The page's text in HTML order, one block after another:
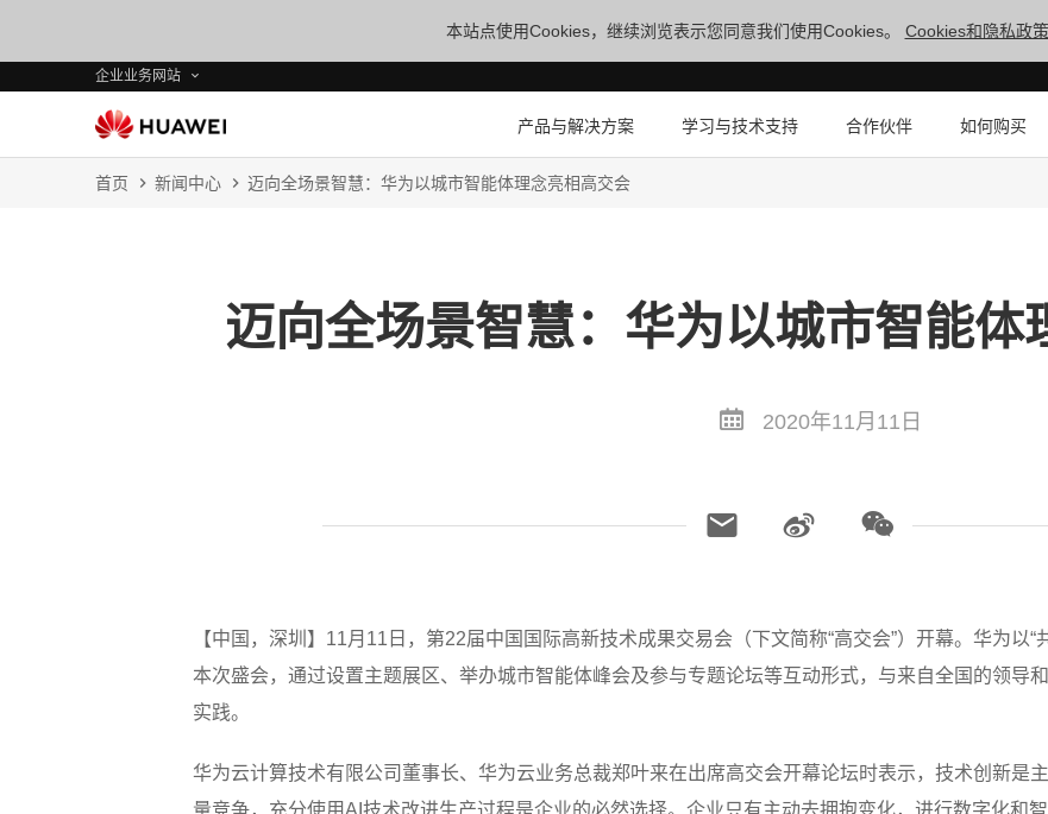
本站点使用Cookies，继续浏览表示您同意我们使用Cookies。 Cookies和隐私政
企业业务网站
产品与解决方案 学习与技术支持 合作伙伴 如何购买
首页 新闻中心 迈向全场景智慧：华为以城市智能体理念亮相高交会
迈向全场景智慧：华为以城市智能体
2020年11月11日
【中国，深圳】11月11日，第22届中国国际高新技术成果交易会（下文简称“高交会”）开幕。华为以
本次盛会，通过设置主题展区、举办城市智能体峰会及参与专题论坛等互动形式，与来自全国的领导
实践。
华为云计算技术有限公司董事长、华为云业务总裁郑叶来在出席高交会开幕论坛时表示，技术创新是
量竞争，充分使用AI技术改进生产过程是企业的必然选择。企业只有主动去拥抱变化，进行数字化和